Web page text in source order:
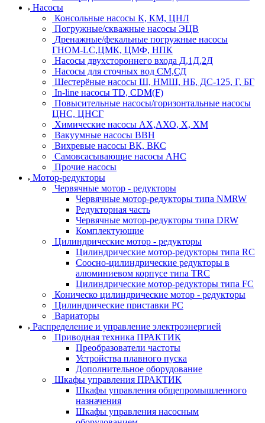
Насосы
Консольные насосы К, КМ, ЦНЛ
Погружные/скважные насосы ЭЦВ
Дренажные/фекальные погружные насосы
ГНОМ-LC,ЦМК, ЦМФ, НПК
Насосы двухстороннего входа Д,1Д,2Д
Насосы для сточных вод СМ,СД
Шестерёные насосы Ш, НМШ, НБ, ДС-125, Г, БГ
In-line насосы TD, CDM(F)
Повысительные насосы/горизонтальные насосы
ЦНС, ЦНСГ
Химические насосы АХ,АХО, Х, ХМ
Вакуумные насосы ВВН
Вихревые насосы ВК, ВКС
Самовсасывающие насосы АНС
Прочие насосы
Мотор-редукторы
Червячные мотор - редукторы
Червячные мотор-редукторы типа NMRW
Редукторная часть
Червячные мотор-редукторы типа DRW
Комплектующие
Цилиндрические мотор - редукторы
Цилиндрические мотор-редукторы типа RC
Соосно-цилиндрические редукторы в
алюминиевом корпусе типа TRC
Цилиндрические мотор-редукторы типа FC
Коническо цилиндрические мотор - редукторы
Цилиндрические приставки PC
Вариаторы
Распределение и управление электроэнергией
Приводная техника ПРАКТИК
Преобразователи частоты
Устройства плавного пуска
Дополнительное оборудование
Шкафы управления ПРАКТИК
Шкафы управления общепромышленного
назначения
Шкафы управления насосным